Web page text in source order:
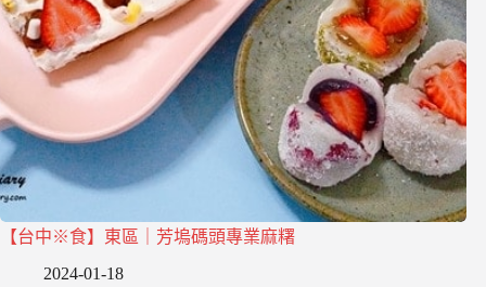
【台中※食】東區｜芳塢碼頭專業麻糬
2024-01-18